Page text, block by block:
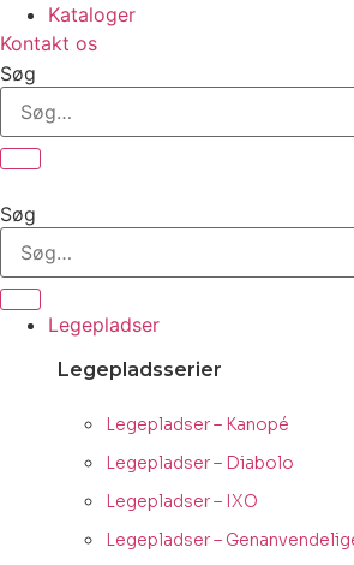
Kataloger
Kontakt os
Søg
Søg
Legepladser
Legepladsserier
Legepladser – Kanopé
Legepladser – Diabolo
Legepladser – IXO
Legepladser –